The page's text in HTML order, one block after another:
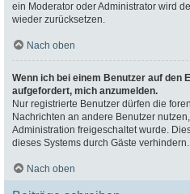
ein Moderator oder Administrator wird
wieder zurücksetzen.
Nach oben
Wenn ich bei einem Benutzer auf den
aufgefordert, mich anzumelden.
Nur registrierte Benutzer dürfen die
Nachrichten an andere Benutzer
Administration freigeschaltet wurde.
dieses Systems durch Gäste verhindern.
Nach oben